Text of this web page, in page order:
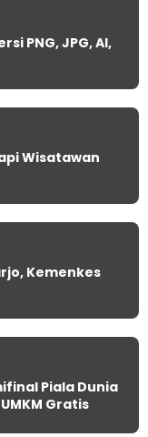
PNG, JPG, AI,
Wisatawan
Kemenkes
Piala Dunia
Gratis